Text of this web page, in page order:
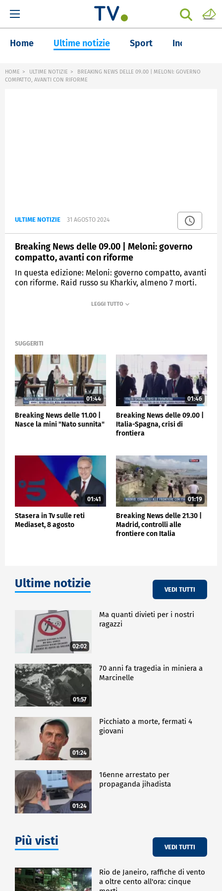
Home Ultime notizie Sport Inchieste
HOME ULTIME NOTIZIE
BREAKING NEWS DELLE 09.00 | MELONI: GOVERNO
COMPATTO, AVANTI CON RIFORME
ULTIME NOTIZIE 31 AGOSTO 2024
Breaking News delle 09.00 | Meloni: governo
compatto, avanti con riforme
In questa edizione: Meloni: governo compatto, avanti
con riforme. Raid russo su Kharkiv, almeno 7 morti.
Verzeni, uccisa senza un motivo. Brasile, la Corte
MEDIASET
SUGGERITI
01:44
Breaking News delle 11.00 |
Nasce la mini "Nato sunnita"
01:46
Breaking News delle 09.00 |
Italia-Spagna, crisi di
frontiera
01:41
Stasera in Tv sulle reti
Mediaset, 8 agosto
01:19
Breaking News delle 21.30 |
Madrid, controlli alle
frontiere con Italia
Ultime notizie VEDI TUTTI
02:02
Ma quanti divieti per i nostri
ragazzi
01:57
70 anni fa tragedia in miniera a
Marcinelle
01:24
Picchiato a morte, fermati 4
giovani
01:24
16enne arrestato per
propaganda jihadista
Più visti VEDI TUTTI
Rio de Janeiro, raffiche di vento
a oltre cento all'ora: cinque